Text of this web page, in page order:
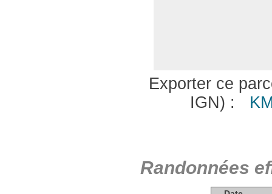
Exporter ce
IGN) :
Randonnées